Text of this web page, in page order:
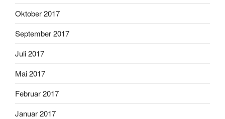
Oktober 2017
September 2017
Juli 2017
Mai 2017
Februar 2017
Januar 2017